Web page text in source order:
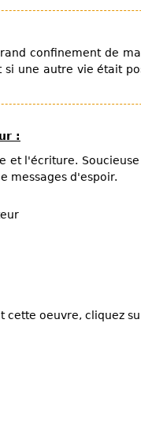
confinement de
une autre vie était
:
et l'écriture.
messages d'espoir.
cette oeuvre, cliquez